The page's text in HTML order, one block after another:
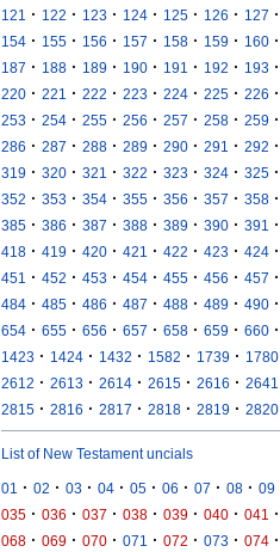
121 · 122 · 123 · 124 · 125 · 126 · 127 ·
154 · 155 · 156 · 157 · 158 · 159 · 160 ·
187 · 188 · 189 · 190 · 191 · 192 · 193 ·
220 · 221 · 222 · 223 · 224 · 225 · 226 ·
253 · 254 · 255 · 256 · 257 · 258 · 259 ·
286 · 287 · 288 · 289 · 290 · 291 · 292 ·
319 · 320 · 321 · 322 · 323 · 324 · 325 ·
352 · 353 · 354 · 355 · 356 · 357 · 358 ·
385 · 386 · 387 · 388 · 389 · 390 · 391 ·
418 · 419 · 420 · 421 · 422 · 423 · 424 ·
451 · 452 · 453 · 454 · 455 · 456 · 457 ·
484 · 485 · 486 · 487 · 488 · 489 · 490 ·
654 · 655 · 656 · 657 · 658 · 659 · 660 ·
1423 · 1424 · 1432 · 1582 · 1739 · 1780
2612 · 2613 · 2614 · 2615 · 2616 · 2641
2815 · 2816 · 2817 · 2818 · 2819 · 2820
List of New Testament uncials
01 · 02 · 03 · 04 · 05 · 06 · 07 · 08 · 09
035 · 036 · 037 · 038 · 039 · 040 · 041 ·
068 · 069 · 070 · 071 · 072 · 073 · 074 ·